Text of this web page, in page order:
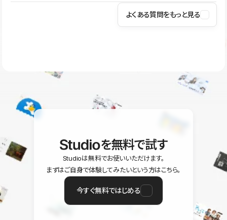
はSSL/TLSによる通信暗号化に対応しており、悪質なスクリプトの
操作方法や機能については、ヘルプセンターでご確認いただけま
ユーザー同士で質問・相談できるコミュニティもご利用ください。
よくある質問をもっと見る
を無料で試す
Studioは無料でお使いいただけます。
まずはご自身で体験してみたいという方はこちら。
今すぐ無料ではじめる